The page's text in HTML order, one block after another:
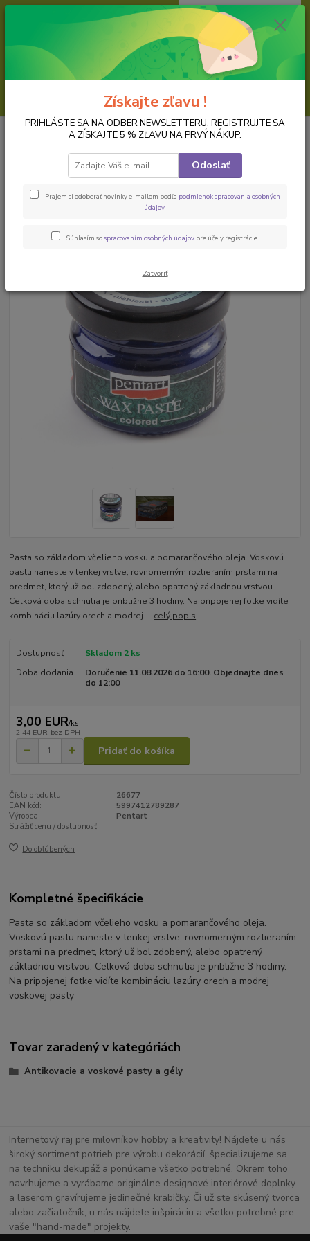
ks
za 0,00 EUR
LAKY, LEPIDLÁ, PASTY, PRÁŠKY, FÓLIE
Antikovacie a voskové
Vosková pasta, 20 ml, modrá
Pasta so základom včelieho vosku a pomarančového oleja. Voskovú
pastu naneste v tenkej vrstve, rovnomerným roztieraním prstami na
predmet, ktorý už bol zdobený, alebo opatrený základnou vrstvou.
Celková doba schnutia je približne 3 hodiny. Na pripojenej fotke vidíte
kombináciu lazúry orech a modrej ... celý popis
Dostupnosť
Skladom 2 ks
Doba dodania
Doručenie 11.08.2026 do 16:00. Objednajte dnes
do 12:00
3,00 EUR/ks
2,44 EUR bez DPH
Pridať do košíka
Číslo produktu:
26677
EAN kód:
5997412789287
Výrobca:
Pentart
Strážiť cenu / dostupnosť
Do obľúbených
Kompletné špecifikácie
Pasta so základom včelieho vosku a pomarančového oleja.
Voskovú pastu naneste v tenkej vrstve, rovnomerným roztieraním
prstami na predmet, ktorý už bol zdobený, alebo opatrený
základnou vrstvou. Celková doba schnutia je približne 3 hodiny.
Na pripojenej fotke vidíte kombináciu lazúry orech a modrej
voskovej pasty
Tovar zaradený v kategóriách
Antikovacie a voskové pasty a gély
Internetový raj pre milovníkov hobby a kreativity! Nájdete u nás
široký sortiment potrieb pre výrobu dekorácií, špecializujeme sa
na techniku dekupáž a ponúkame všetko potrebné. Okrem toho
navrhujeme a vyrábame originálne designové interiérové doplnky
a laserom gravírujeme jedinečné krabičky. Či už ste skúsený tvorca
alebo začiatočník, u nás nájdete inšpiráciu a všetko potrebné pre
vaše "hand-made" projekty.
Získajte zľavu !
PRIHLÁSTE SA NA ODBER NEWSLETTERU. REGISTRUJTE SA
A ZÍSKAJTE 5 % ZĽAVU NA PRVÝ NÁKUP.
Odoslať
Prajem si odoberať novinky e-mailom podľa podmienok spracovania osobných
údajov.
Súhlasím sospracovaním osobných údajov pre účely registrácie.
Zatvoriť